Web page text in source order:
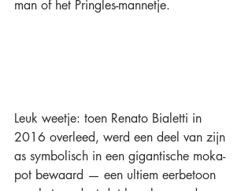
man of het Pringles-mannetje.
Leuk weetje: toen Renato Bialetti in
2016 overleed, werd een deel van zijn
as symbolisch in een gigantische moka-
pot bewaard — een ultiem eerbetoon